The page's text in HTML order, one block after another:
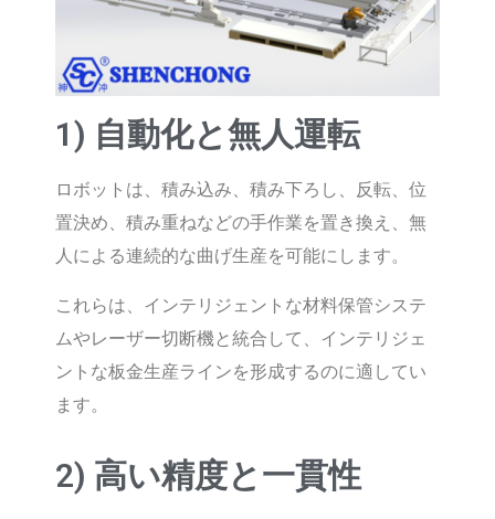
1) 自動化と無人運転
ロボットは、積み込み、積み下ろし、反転、位
置決め、積み重ねなどの手作業を置き換え、無
人による連続的な曲げ生産を可能にします。
これらは、インテリジェントな材料保管システ
ムやレーザー切断機と統合して、インテリジェ
ントな板金生産ラインを形成するのに適してい
ます。
2) 高い精度と一貫性